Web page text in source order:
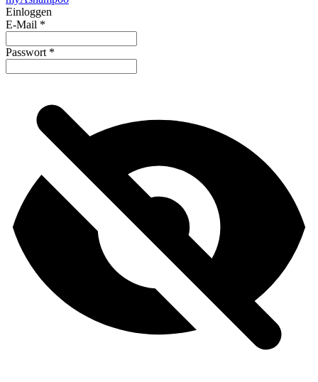
Einloggen
E-Mail *
Passwort *